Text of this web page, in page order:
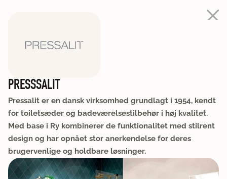
PRESSSALIT
Pressalit er en dansk virksomhed grundlagt i 1954, kendt
for toiletsæder og badeværelsestilbehør i høj kvalitet.
Med base i Ry kombinerer de funktionalitet med stilrent
design og har opnået stor anerkendelse for deres
brugervenlige og holdbare løsninger.